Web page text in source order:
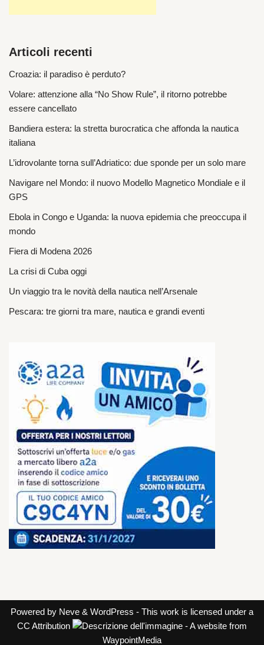
Articoli recenti
Croazia: il paradiso è perduto?
Volare: attenzione alla “No Show Rule”, il ritorno potrebbe
essere cancellato
Bandiera estera: la stretta burocratica che affonda la nautica
italiana
L’idrovolante torna sull’Adriatico: due sponde per un solo mare
Navigare nel Mondo: il nuovo Modello Magnetico Mondiale e il
GPS
Ebola in Congo e Uganda: la nuova epidemia che preoccupa il
mondo
Fiera di Modena 2026
La crisi di Cuba oggi
Un viaggio tra le novità della nautica nell’Arsenale
Pescara: tre giorni tra mare, nautica e grandi eventi
Powered by Neve & WordPress - This work is licensed under a
CC Attribution
- A website from
WaypointMedia